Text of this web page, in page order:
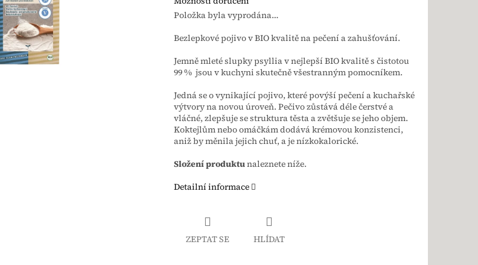
Položka byla vyprodána…
Bezlepkové pojivo v BIO kvalitě na pečení a zahušťování.
Jemně mleté slupky psyllia v nejlepší BIO kvalitě s čistotou
99 % jsou v kuchyni skutečně všestranným pomocníkem.
Jedná se o vynikající pojivo, které povýší pečení a kuchařské
výtvory na novou úroveň. Pečivo zůstává déle čerstvé a
vláčné, zlepšuje se struktura těsta a zvětšuje se jeho objem.
Koktejlům nebo omáčkám dodává krémovou konzistenci,
aniž by měnila jejich chuť, a je nízkokalorické.
Složení produktunaleznete níže.
Detailní informace
ZEPTAT SE HLÍDAT